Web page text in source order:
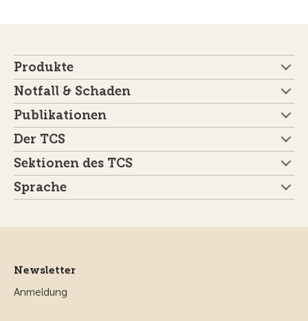
Produkte
Notfall & Schaden
Publikationen
Der TCS
Sektionen des TCS
Sprache
Newsletter
Anmeldung